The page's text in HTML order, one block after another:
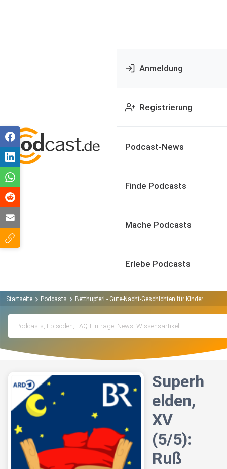
Anmeldung
Registrierung
Podcast-News
Finde Podcasts
Mache Podcasts
Erlebe Podcasts
Startseite Podcasts Betthupferl - Gute-Nacht-Geschichten für Kinder Podcast
Superh
elden,
XV
(5/5):
Ruß